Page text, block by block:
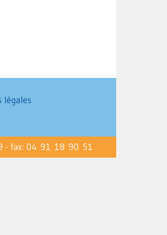
légales
fax: 04 91 18 90 51